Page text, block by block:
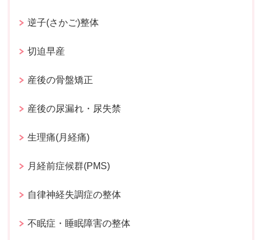
逆子(さかご)整体
切迫早産
産後の骨盤矯正
産後の尿漏れ・尿失禁
生理痛(月経痛)
月経前症候群(PMS)
自律神経失調症の整体
不眠症・睡眠障害の整体